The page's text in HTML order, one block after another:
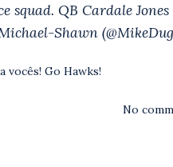
squad. QB Cardale
Shawn
vocês! Go Hawks!
No